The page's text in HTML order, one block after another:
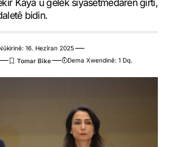
Kaya û gelek siyasetmedarên girtî,
bidin.
16. Hezîran 2025
Dema Xwendinê: 1 Dq.